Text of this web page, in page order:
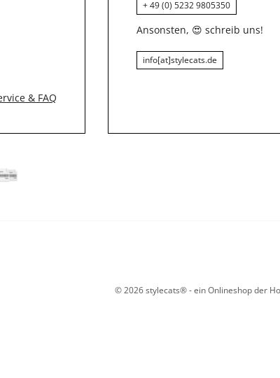
& FAQ
+ 49 (0) 5232 9805350
Ansonsten, 😍 schreib uns!
info[at]stylecats.de
©2026stylecats® - ein Onlineshop der